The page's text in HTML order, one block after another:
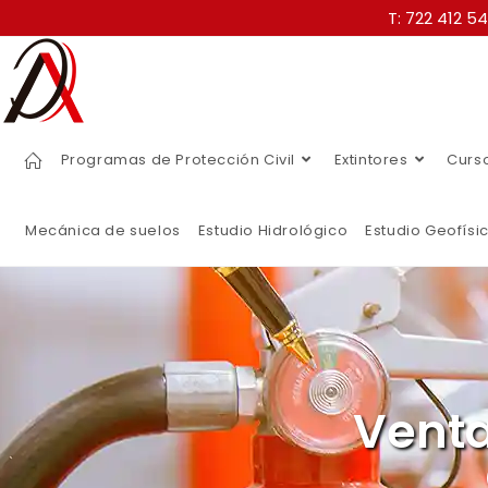
T: 722 412
Programas de Protección Civil Extintores
Mecánica de suelos Estudio Hidrológico Estudio